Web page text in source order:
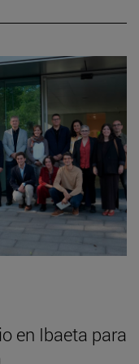
en Ibaeta para